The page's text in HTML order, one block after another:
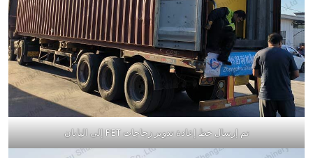
تم إرسال خط إعادة تدوير زجاجات PET إلى اليابان